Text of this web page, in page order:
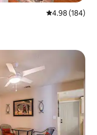
औसत रेटिंग 5 में से
4.98 (184)